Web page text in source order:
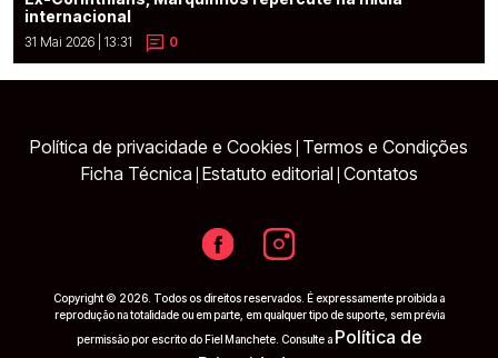
internacional
31 Mai 2026 | 13:31 0
Política de privacidade e Cookies Termos e Condições
Ficha Técnica Estatuto editorial Contatos
Copyright © 2026. Todos os direitos reservados. É expressamente proibida a
reprodução na totalidade ou em parte, em qualquer tipo de suporte, sem prévia
permissão por escrito do Fiel Manchete. Consulte a Política de